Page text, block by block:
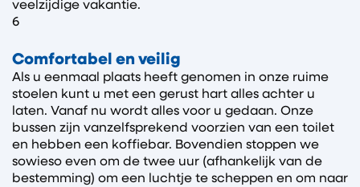
veelzijdige vakantie.
6
Comfortabel en veilig
Als u eenmaal plaats heeft genomen in onze ruime
stoelen kunt u met een gerust hart alles achter u
laten. Vanaf nu wordt alles voor u gedaan. Onze
bussen zijn vanzelfsprekend voorzien van een toilet
en hebben een koffiebar. Bovendien stoppen we
sowieso even om de twee uur (afhankelijk van de
bestemming) om een luchtje te scheppen en om naar